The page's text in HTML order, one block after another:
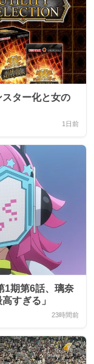
スター化と女の
1日前
1期第6話、璃奈
すぎる」
23時間前